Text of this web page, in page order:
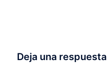
Deja una respuesta